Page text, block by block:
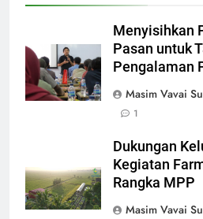
Menyisihkan
Pasan untuk
Pengalaman
Masim Vavai
1
Dukungan
Kegiatan
Rangka MPP
Masim Vavai